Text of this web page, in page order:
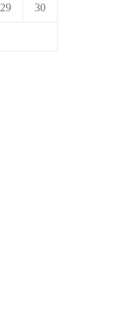
29 30